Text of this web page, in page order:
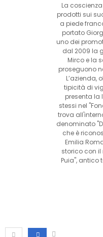
La
prodotti sui
a piede
portato
uno dei
dal 2009 la
Mirco e la
proseguono
L’azienda,
tipicità di
presenta la
stessi nel
trova
denominato
che è
Emilia
storico con il
Puia", antico